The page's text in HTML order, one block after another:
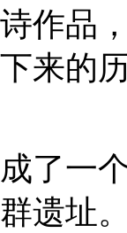
作品
来的
了一
遗址